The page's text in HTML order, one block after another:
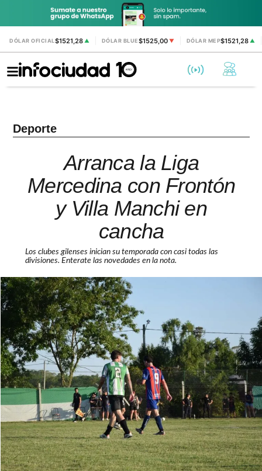
DÓLAR OFICIAL$1521,28 ▲ DÓLAR BLUE$1525,00 ▼ DÓLAR MEP$1521,28▲
Deporte
Arranca la Liga
Mercedina con Frontón
y Villa Manchi en
cancha
Los clubes gilenses inician su temporada con casi todas las
divisiones. Enterate las novedades en la nota.